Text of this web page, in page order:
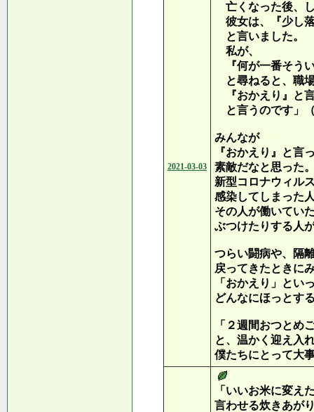
2021-03-03
亡くなった後、
彼女は、『少し
と言いました。
私が、
『何が一番そう
と尋ねると、職
『おかえり』と
と言うのです」
みんなが
『おかえり』と言
素敵だなと思った
新型コロナウィル
感染してしまった
その人が働いてい
ぶつけたりする人
つらい闘病や、隔
戻ってきたときに
「おかえり」とい
どんなにほっとす
「２週間おつとめ
と、温かく迎え入
僕たちにとって大
「いいお米に変え
言わせる炊きあが